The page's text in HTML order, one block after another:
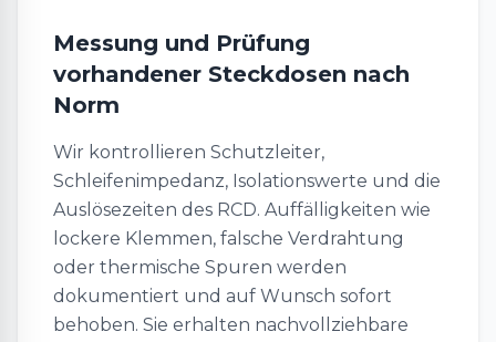
Messung und Prüfung
vorhandener Steckdosen nach
Norm
Wir kontrollieren Schutzleiter,
Schleifenimpedanz, Isolationswerte und die
Auslösezeiten des RCD. Auffälligkeiten wie
lockere Klemmen, falsche Verdrahtung
oder thermische Spuren werden
dokumentiert und auf Wunsch sofort
behoben. Sie erhalten nachvollziehbare